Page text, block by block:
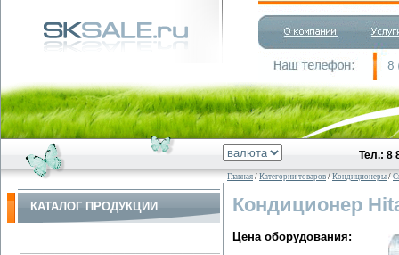
Тел.: 8
КАТАЛОГ ПРОДУКЦИИ
Главная / Категории товаров / Кондиционеры /
Кондиционер
Цена оборудования: